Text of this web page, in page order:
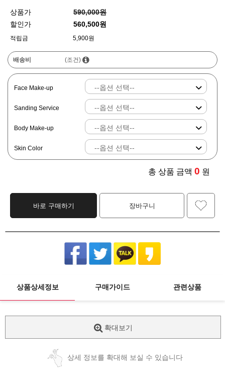
상품가
590,000원
할인가
560,500원
적립금 5,900원
배송비 (조건)
Face Make-up
Sanding Service
Body Make-up
Skin Color
총 상품 금액 0 원
바로 구매하기 장바구니
상품상세정보 구매가이드 관련상품
확대보기
상세 정보를 확대해 보실 수 있습니다